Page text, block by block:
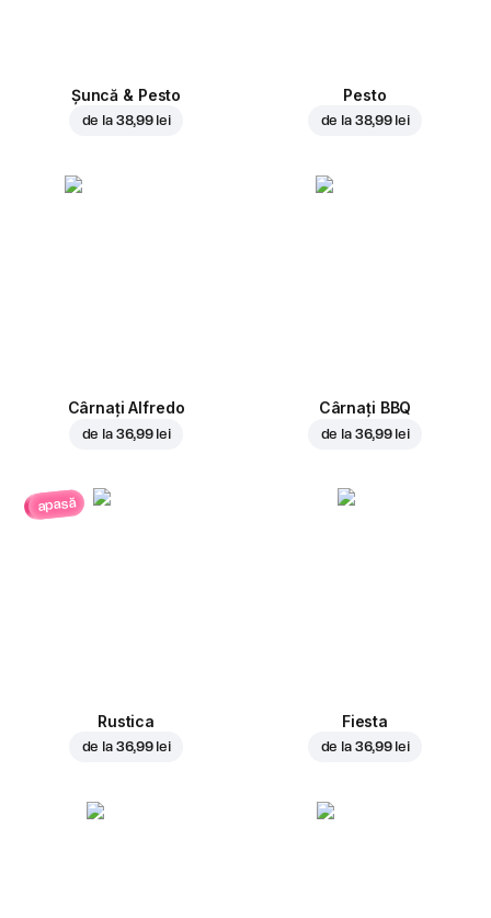
Șuncă & Pesto
de la 38,99 lei
Pesto
de la 38,99 lei
Cârnați Alfredo
de la 36,99 lei
Cârnați BBQ
de la 36,99 lei
apasă
Rustica
de la 36,99 lei
Fiesta
de la 36,99 lei